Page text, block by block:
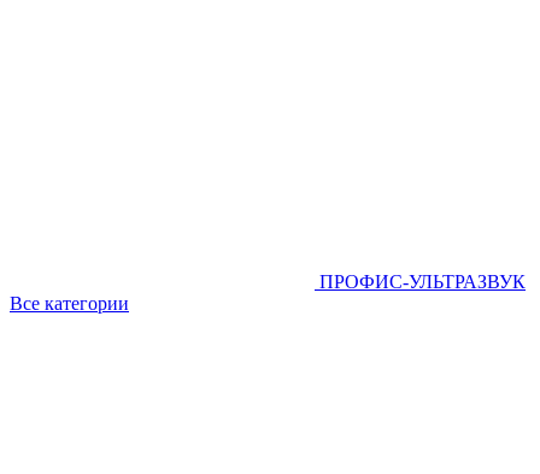
ПРОФИС-УЛЬТРАЗВУК
Все категории